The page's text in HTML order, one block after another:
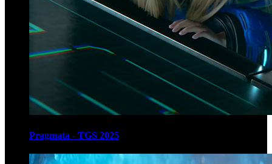
Pragmata - TGS 2025